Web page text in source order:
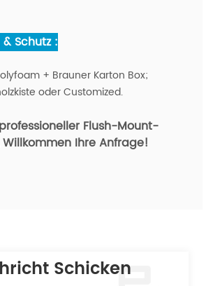
Schutz :
+ Brauner Karton Box;
oder Customized.
Flush-Mount-
Willkommen Ihre Anfrage!
Schicken